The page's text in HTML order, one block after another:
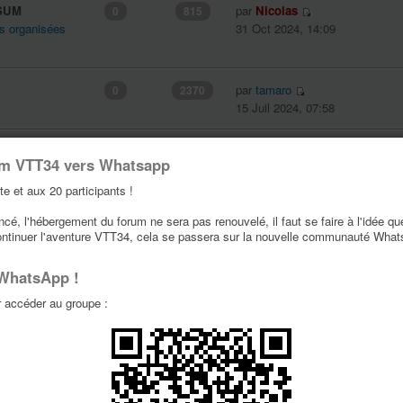
VTT34 vers Whatsapp
et aux 20 participants !
l'hébergement du forum ne sera pas renouvelé, il faut se faire à l'idée
l'aventure VTT34, cela se passera sur la nouvelle communauté
!
au groupe :
organisées
0 815 par Nicolas
31 Oct 2024, 14:09
0 2370 partamaro
15 Juil 2024, 07:58
occitanie
0 2855 parantho34560
30 Mai 2024, 12:41
0 2743 par Fraja34
07 Mai 2024, 09:55